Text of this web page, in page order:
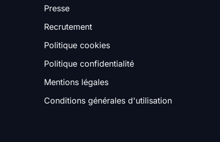
Presse
Recrutement
Politique cookies
Politique confidentialité
Mentions légales
Conditions générales d'utilisation